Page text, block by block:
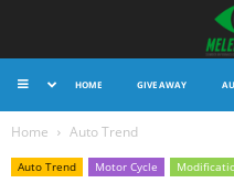
HOME GIVE AWAY
Home Auto Trend
Auto Trend Motor Cycle